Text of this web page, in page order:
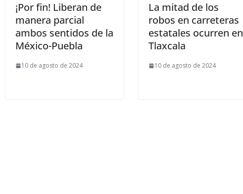
¡Por fin! Liberan de
manera parcial
ambos sentidos de la
México-Puebla
10 de agosto de 2024
La mitad de los
robos en carreteras
estatales ocurren en
Tlaxcala
10 de agosto de 2024